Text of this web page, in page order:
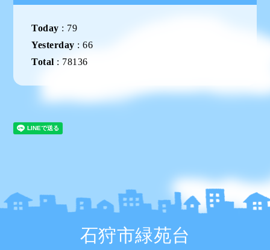
Today : 79
Yesterday :66
Total : 78136
石狩市緑苑台